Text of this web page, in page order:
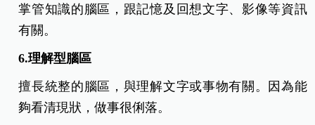
掌管知識的腦區，跟記憶及回想文字、影像等資訊
有關。
6.理解型腦區
擅長統整的腦區，與理解文字或事物有關。因為能
夠看清現狀，做事很俐落。